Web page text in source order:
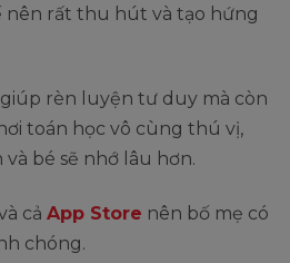
nên rất thu hút và tạo hứng
rèn luyện tư duy mà còn
toán học vô cùng thú vị,
bé sẽ nhớ lâu hơn.
cả App Store nên bố mẹ có
chóng.